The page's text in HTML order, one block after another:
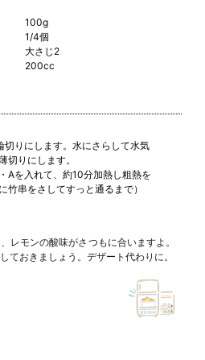
100g
1/4個
大さじ2
200cc
切りにします。水にさらして水気
切りにします。
Aを入れて、約10分加熱し粗熱を
竹串をさしてすっと通るまで）
レモンの酸味がさつもに合いますよ。
ておきましょう。デザート代わりに。